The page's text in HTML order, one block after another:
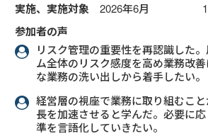
実施、実施対象 2026年6月
参加者の声
リスク管理の重要性を再認識した
ム全体のリスク感度を高め業務改
な業務の洗い出しから着手したい。
経営層の視座で業務に取り組むこ
長を加速させると学んだ。必要に
準を言語化していきたい。